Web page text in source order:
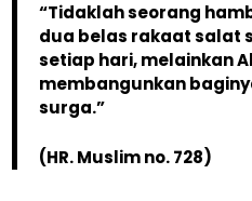
“Tidaklah seorang
dua belas rakaat salat
setiap hari, melainkan
membangunkan
surga.”
(HR. Muslim no. 728)